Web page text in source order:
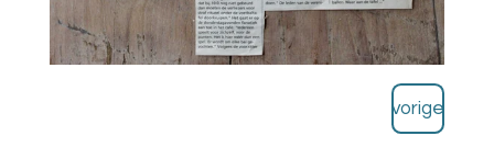
vorige